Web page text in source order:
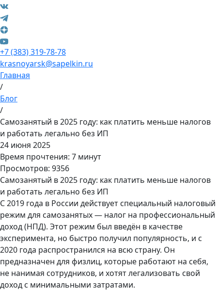
+7 (383) 319-78-78
krasnoyarsk@sapelkin.ru
Главная
/
Блог
/
Самозанятый в 2025 году: как платить меньше налогов
и работать легально без ИП
24 июня 2025
Время прочтения: 7 минут
Просмотров: 9356
Самозанятый в 2025 году: как платить меньше налогов
и работать легально без ИП
С 2019 года в России действует специальный налоговый
режим для самозанятых — налог на профессиональный
доход (НПД). Этот режим был введён в качестве
эксперимента, но быстро получил популярность, и с
2020 года распространился на всю страну. Он
предназначен для физлиц, которые работают на себя,
не нанимая сотрудников, и хотят легализовать свой
доход с минимальными затратами.